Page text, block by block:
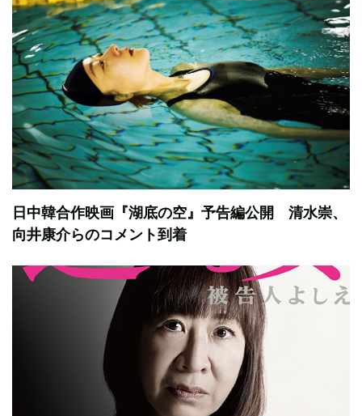
日中韓合作映画『湖底の空』予告編公開 清水崇、
向井康介らのコメント到着